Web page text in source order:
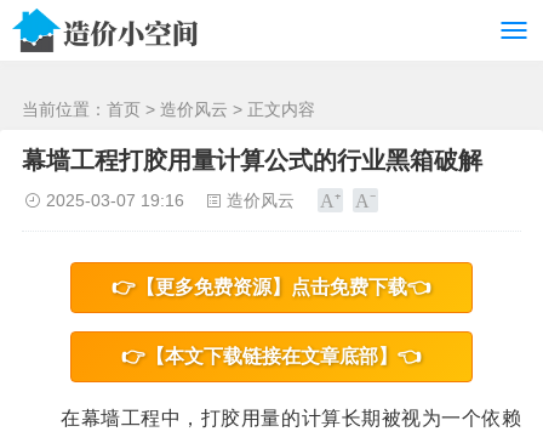
当前位置： 首页 > 造价风云 > 正文内容
幕墙工程打胶用量计算公式的行业黑箱破解
2025-03-07 19:16 造价风云
👉【更多免费资源】点击免费下载👈
👉【本文下载链接在文章底部】👈
在幕墙工程中，打胶用量的计算长期被视为一个依赖